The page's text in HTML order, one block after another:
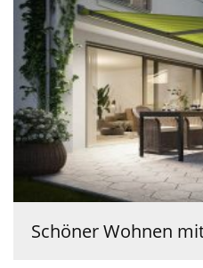
Schöner Wohnen